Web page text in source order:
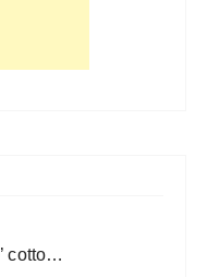
cotto…